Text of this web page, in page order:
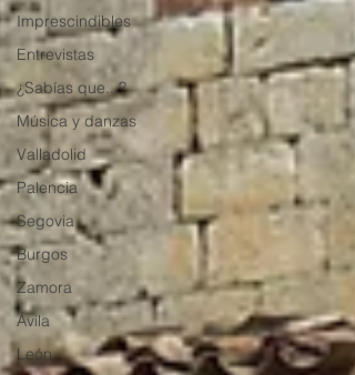
Imprescindibles
Entrevistas
¿Sabías que...?
Música y danzas
Valladolid
Palencia
Segovia
Burgos
Zamora
Ávila
León